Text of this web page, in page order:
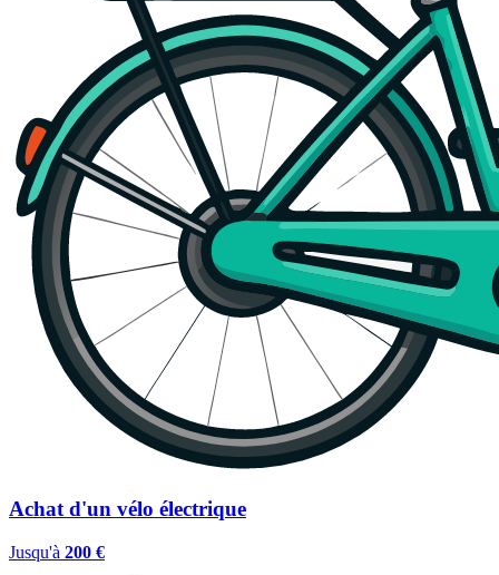
Achat d'un vélo électrique
Jusqu'à 200 €